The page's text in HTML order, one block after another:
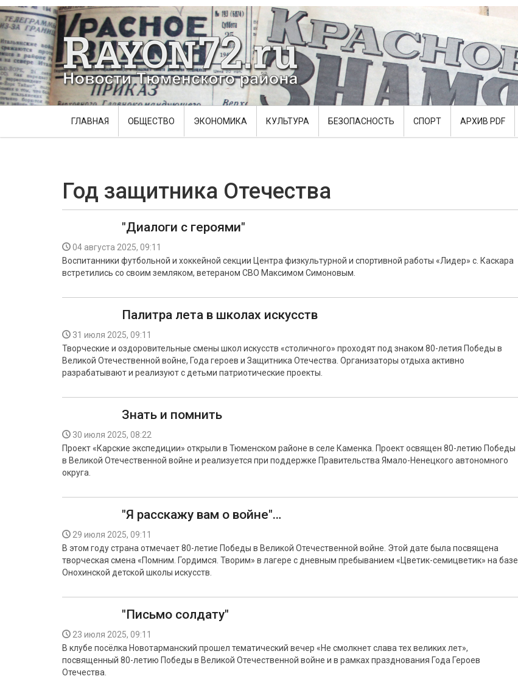
ГЛАВНАЯ ОБЩЕСТВО ЭКОНОМИКА КУЛЬТУРА БЕЗОПАСНОСТЬ СПОРТ АРХИВ PDF
Год защитника Отечества
"Диалоги с героями"
04 августа 2025, 09:11
Воспитанники футбольной и хоккейной секции Центра физкультурной и спортивной работы «Лидер» с. Каскара
встретились со своим земляком, ветераном СВО Максимом Симоновым.
Палитра лета в школах искусств
31 июля 2025, 09:11
Творческие и оздоровительные смены школ искусств «столичного» проходят под знаком 80-летия Победы в
Великой Отечественной войне, Года героев и Защитника Отечества. Организаторы отдыха активно
разрабатывают и реализуют с детьми патриотические проекты.
Знать и помнить
30 июля 2025, 08:22
Проект «Карские экспедиции» открыли в Тюменском районе в селе Каменка. Проект освящен 80-летию Победы
в Великой Отечественной войне и реализуется при поддержке Правительства Ямало-Ненецкого автономного
округа.
"Я расскажу вам о войне"…
29 июля 2025, 09:11
В этом году страна отмечает 80-летие Победы в Великой Отечественной войне. Этой дате была посвящена
творческая смена «Помним. Гордимся. Творим» в лагере с дневным пребыванием «Цветик-семицветик» на базе
Онохинской детской школы искусств.
"Письмо солдату"
23 июля 2025, 09:11
В клубе посёлка Новотарманский прошел тематический вечер «Не смолкнет слава тех великих лет»,
посвященный 80-летию Победы в Великой Отечественной войне и в рамках празднования Года Героев
Отечества.